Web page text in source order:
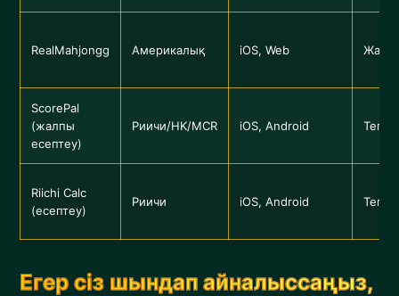
RealMahjongg Америкалық iOS, Web
ScorePal
(жалпы
есептеу)
Риичи/HK/MCR iOS, Android
Riichi Calc
(есептеу)
Риичи iOS, Android Тегін
Егер сіз шындап айналыссаңыз,